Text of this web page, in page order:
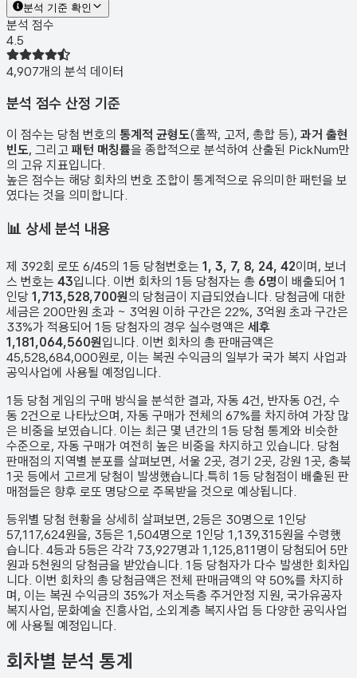
분석 기준 확인
분석 점수
4.5
4,907개의 분석 데이터
분석 점수 산정 기준
이 점수는 당첨 번호의 통계적 균형도(홀짝, 고저, 총합 등), 과거 출현
빈도, 그리고 패턴 매칭률을 종합적으로 분석하여 산출된 PickNum만
의 고유 지표입니다.
높은 점수는 해당 회차의 번호 조합이 통계적으로 유의미한 패턴을 보
였다는 것을 의미합니다.
📊 상세 분석 내용
제 392회 로또 6/45의 1등 당첨번호는 1, 3, 7, 8, 24, 42이며, 보너
스 번호는 43입니다. 이번 회차의 1등 당첨자는 총 6명이 배출되어 1
인당 1,713,528,700원의 당첨금이 지급되었습니다. 당첨금에 대한
세금은 200만원 초과 ~ 3억원 이하 구간은 22%, 3억원 초과 구간은
33%가 적용되어 1등 당첨자의 경우 실수령액은 세후
1,181,064,560원입니다. 이번 회차의 총 판매금액은
45,528,684,000원로, 이는 복권 수익금의 일부가 국가 복지 사업과
공익사업에 사용될 예정입니다.
1등 당첨 게임의 구매 방식을 분석한 결과, 자동 4건, 반자동 0건, 수
동 2건 으로 나타났으며, 자동 구매가 전체의 67%를 차지하여 가장 많
은 비중을 보였습니다. 이는 최근 몇 년간의 1등 당첨 통계와 비슷한
수준으로, 자동 구매가 여전히 높은 비중을 차지하고 있습니다. 당첨
판매점의 지역별 분포를 살펴보면, 서울 2곳, 경기 2곳, 강원 1곳, 충북
1곳 등에서 고르게 당첨이 발생했습니다. 특히 1등 당첨점이 배출된 판
매점들은 향후 로또 명당으로 주목받을 것으로 예상됩니다.
등위별 당첨 현황을 상세히 살펴보면, 2등은 30명으로 1인당
57,117,624원을, 3등은 1,504명으로 1인당 1,139,315원을 수령했
습니다. 4등과 5등은 각각 73,927명과 1,125,811 명이 당첨되어 5만
원과 5천원의 당첨금을 받았습니다. 1등 당첨자가 다수 발생한 회차입
니다. 이번 회차의 총 당첨금액은 전체 판매금액의 약 50%를 차지하
며, 이는 복권 수익금의 35%가 저소득층 주거안정 지원, 국가유공자
복지사업, 문화예술 진흥사업, 소외계층 복지사업 등 다양한 공익사업
에 사용될 예정입니다.
회차별 분석 통계